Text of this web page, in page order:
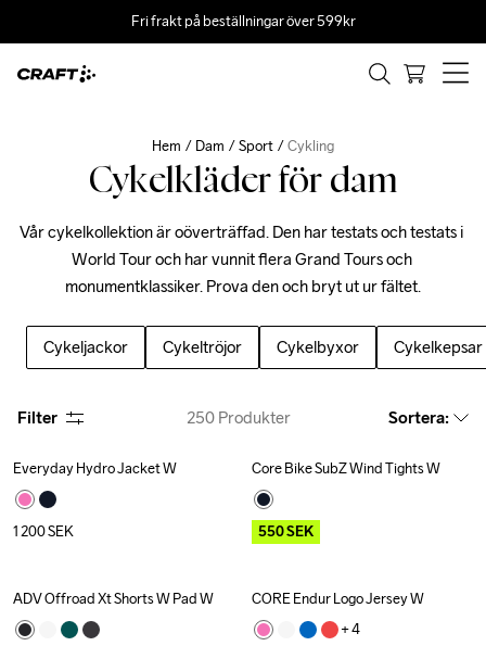
Fri frakt på beställningar över 599kr
Hem Dam Sport Cykling
Cykelkläder för dam
Vår cykelkollektion är oöverträffad. Den har testats och testats i
World Tour och har vunnit flera Grand Tours och
monumentklassiker. Prova den och bryt ut ur fältet.
Cykeljackor Cykeltröjor Cykelbyxor Cykelkepsar
Filter 250 Produkter Sortera:
Everyday Hydro Jacket W
1 200SEK
Outlet Recycled
Core Bike SubZ Wind Tights W
550SEK
Outlet
ADV Offroad Xt Shorts W Pad W Outlet
CORE Endur Logo Jersey W
+ 4